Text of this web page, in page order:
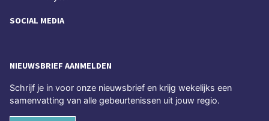
SOCIAL MEDIA
NIEUWSBRIEF AANMELDEN
Schrijf je in voor onze nieuwsbrief en krijg wekelijks een
samenvatting van alle gebeurtenissen uit jouw regio.